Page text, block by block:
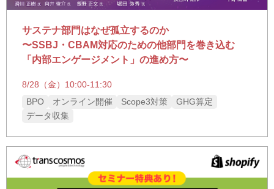
サステナ部門はなぜ孤立するのか
〜SSBJ・CBAM対応のための他部門を巻き込む
「内部エンゲージメント」の進め方〜
8/28（金）10:00-11:30
BPO
オンライン開催 Scope3対策
GHG算定
データ収集